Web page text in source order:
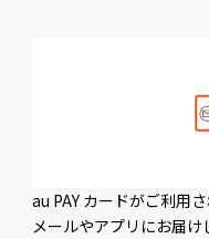
au PAY カードがご利用
メールやアプリにお届け